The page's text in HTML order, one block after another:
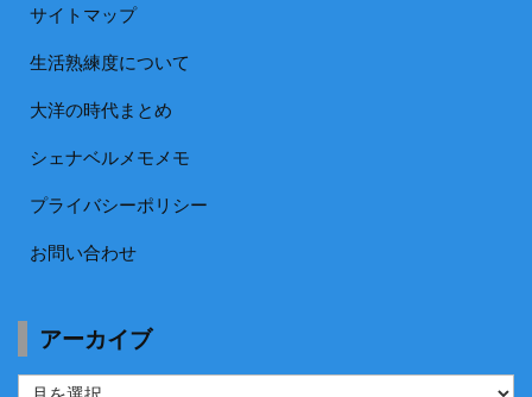
サイトマップ
生活熟練度について
大洋の時代まとめ
シェナベルメモメモ
プライバシーポリシー
お問い合わせ
アーカイブ